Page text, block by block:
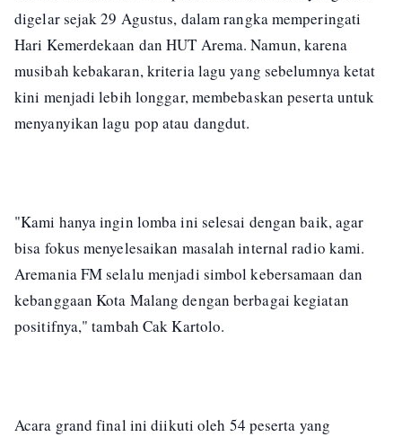
digelar sejak 29 Agustus, dalam rangka memperingati
Hari Kemerdekaan dan HUT Arema. Namun, karena
musibah kebakaran, kriteria lagu yang sebelumnya ketat
kini menjadi lebih longgar, membebaskan peserta untuk
menyanyikan lagu pop atau dangdut.
"Kami hanya ingin lomba ini selesai dengan baik, agar
bisa fokus menyelesaikan masalah internal radio kami.
Aremania FM selalu menjadi simbol kebersamaan dan
kebanggaan Kota Malang dengan berbagai kegiatan
positifnya," tambah Cak Kartolo.
Acara grand final ini diikuti oleh 54 peserta yang